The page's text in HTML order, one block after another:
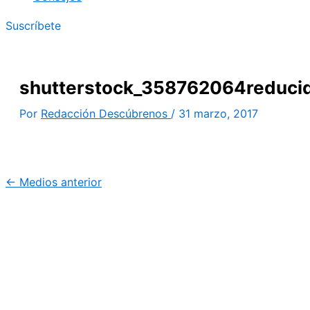
Suscríbete
Por Redacción Descúbrenos / 31 marzo, 2017
← Medios anterior